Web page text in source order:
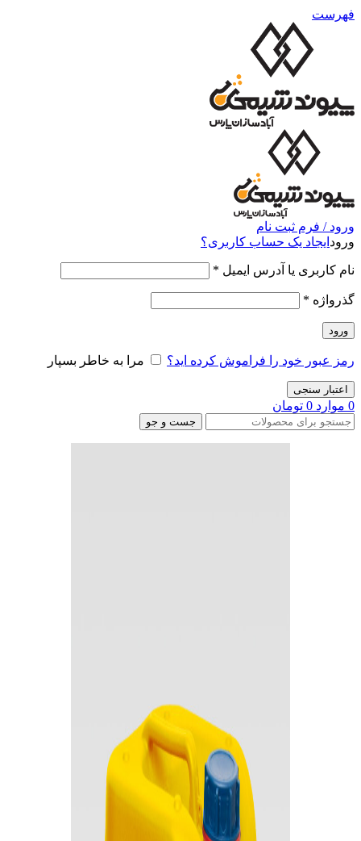
فهرست
ورود / فرم ثبت نام
ورود ایجاد یک حساب کاربری؟
نام کاربری یا آدرس ایمیل *
گذرواژه *
ورود
رمز عبور خود را فراموش کرده اید؟ مرا به خاطر بسپار
اعتبار سنجی
0 موارد 0 تومان
جست و جو